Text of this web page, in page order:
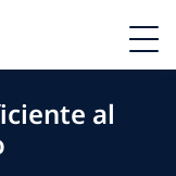
al